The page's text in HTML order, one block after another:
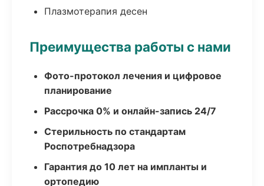
Плазмотерапия десен
Преимущества работы с нами
Фото-протокол лечения и цифровое
планирование
Рассрочка 0% и онлайн-запись 24/7
Стерильность по стандартам
Роспотребнадзора
Гарантия до 10 лет на импланты и
ортопедию